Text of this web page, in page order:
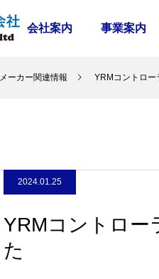
会社案内 事業案内
メーカー関連情報 YRMコントロー
2024.01.25
YRMコントロー
た